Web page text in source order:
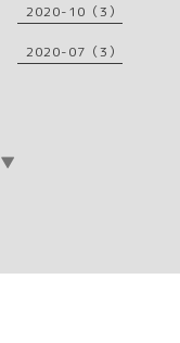
2020-10（3）
2020-07（3）
▼